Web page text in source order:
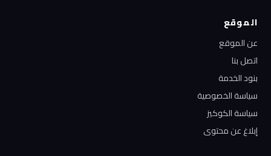
الموقع
عن الموقع
اتصل بنا
بنود الخدمة
سياسة الخصوصية
سياسة الكوكيز
إبلاغ عن محتوى